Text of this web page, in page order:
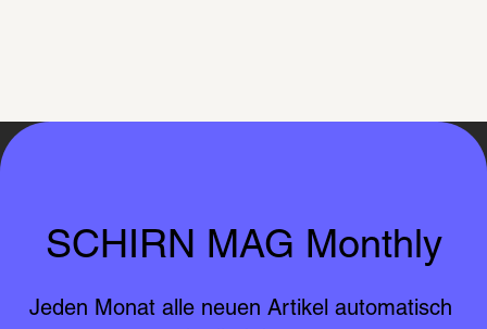
SCHIRN MAG Monthly
Jeden Monat alle neuen Artikel automatisch